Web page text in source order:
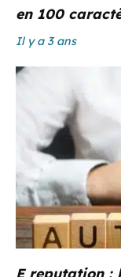
en 100
Il y a 3 ans
E reputation :